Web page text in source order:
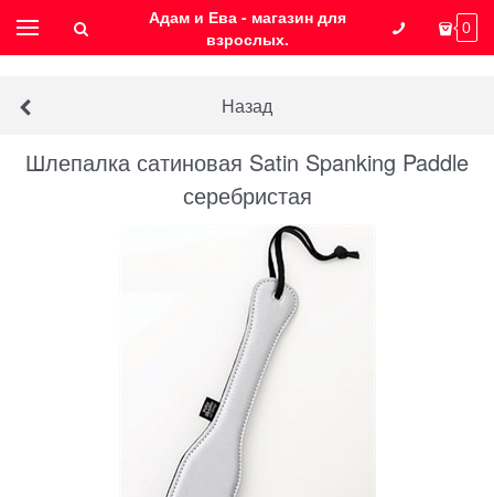
Адам и Ева - магазин для
взрослых.
0
Назад
Шлепалка сатиновая Satin Spanking Paddle
серебристая